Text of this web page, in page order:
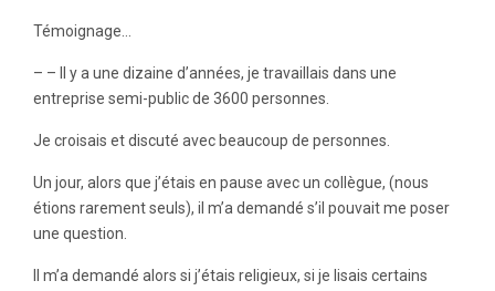
Témoignage…
– – Il y a une dizaine d’années, je travaillais dans une
entreprise semi-public de 3600 personnes.
Je croisais et discuté avec beaucoup de personnes.
Un jour, alors que j’étais en pause avec un collègue, (nous
étions rarement seuls), il m’a demandé s’il pouvait me poser
une question.
Il m’a demandé alors si j’étais religieux, si je lisais certains